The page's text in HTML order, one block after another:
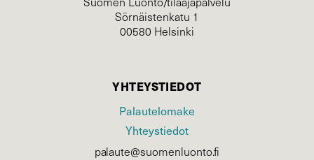
Sörnäistenkatu 1
00580 Helsinki
YHTEYSTIEDOT
Palautelomake
Yhteystiedot
palaute@suomenluonto.fi